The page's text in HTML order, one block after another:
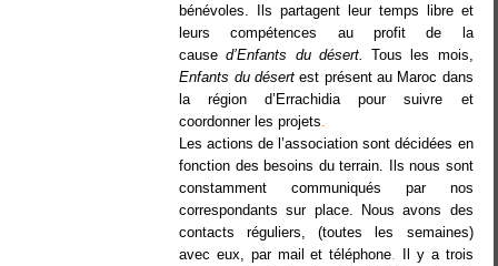
bénévoles. Ils partagent leur temps libre et
leurs compétences au profit de la
caused’Enfants du désert.
Tous les mois,
Enfants du désertest présent au Maroc dans
la région d’Errachidia pour suivre et
coordonner les projets
Les actions de l’association sont décidées en
fonction des besoins du terrain. Ils nous sont
constamment communiqués par nos
correspondants sur place. Nous avons des
contacts réguliers, (toutes les semaines)
avec eux, par mail et téléphone
Il y a trois